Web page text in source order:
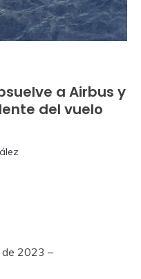
a Airbus y
del vuelo
de 2023 –